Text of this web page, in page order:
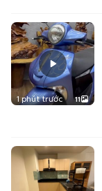
1 phút trước 11